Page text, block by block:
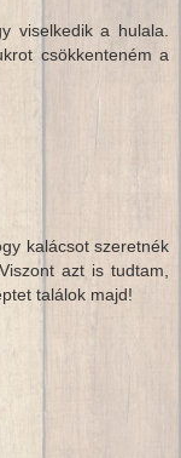
viselkedik a hulala.
csökkenteném a
kalácsot szeretnék
azt is tudtam,
találok majd!